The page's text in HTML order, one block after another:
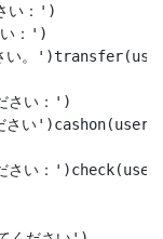
い：')
：')
さい。
さい：')
さい
さい：